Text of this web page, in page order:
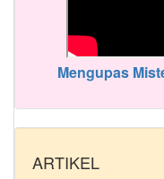
Mengupas
ARTIKEL